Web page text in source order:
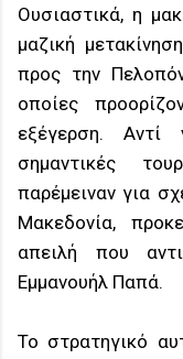
Ουσιαστικά, η
μαζική
προς την
οποίες
εξέγερση.
σημαντικές
παρέμειναν για
Μακεδονία,
απειλή που
Εμμανουήλ Παπά.
Το στρατηγικό